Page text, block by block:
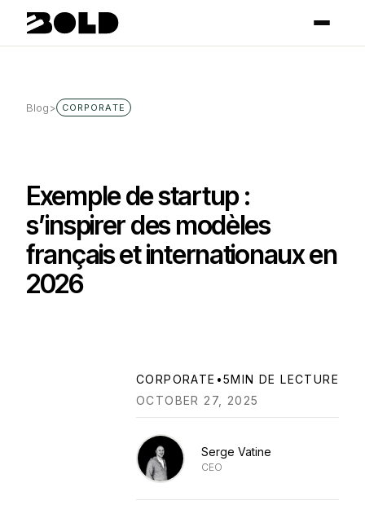
Blog> CORPORATE
Exemple de startup :
s’inspirer des modèles
français et internationaux en
2026
CORPORATE •5MIN DE LECTURE
OCTOBER 27, 2025
Serge Vatine
CEO